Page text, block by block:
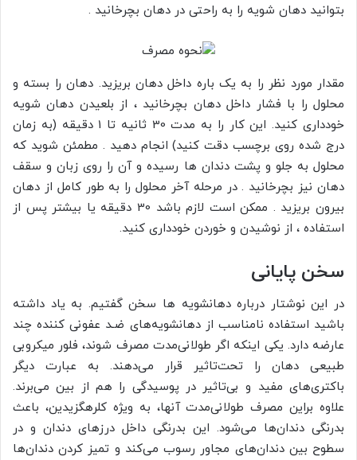
بتوانید دهان شویه را به راحتی در دهان بچرخانید .
مقدار مورد نظر را به یک باره داخل دهان بریزید. دهان را بسته و
محلول را با فشار داخل دهان بچرخانید ، از بلعیدن دهان شویه
خودداری کنید. این کار را به مدت 30 ثانیه تا 1 دقیقه (به زمان
درج شده روی برچسب دقت کنید) انجام دهید . مطمئن شوید که
محلول به جلو و پشت دندان ها رسیده و آن را روی زبان و سقف
دهان نیز بچرخانید . در مرحله آخر محلول را به طور کامل از دهان
بیرون بریزید . ممکن است لازم باشد 30 دقیقه یا بیشتر پس از
استفاده ، از نوشیدن و خوردن خودداری کنید.
سخن پایانی
در این نوشتار درباره دهانشویه ها سخن گفتیم. به یاد داشته
باشید استفاده نامناسب از دهانشویه‌‌‌های ضـد عفونی کننده چند
عارضه دارد. یکی اینکه اگر طولانی‌مدت مصرف شوند، فلور میکروبی
طبیعی دهان را تحت‌تاثیر قرار می‌دهند. به عبارت دیگر
باکتری‌های مفید و بی‌تاثیر در پوسیدگی را هم از بین می‌برند.
علاوه براین مصرف طولانی‌مدت آنها، به ویژه کلرهگزیدین، باعث
بدرنگی دندان‌ها می‌شود. این بدرنگی داخل درزهای دندان و در
سطوح بین دندان‌های مجاور رسوب می‌کند و تمیز کردن دندان‌ها